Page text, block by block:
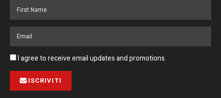
I agree to receive email updates and promotions.
ISCRIVITI